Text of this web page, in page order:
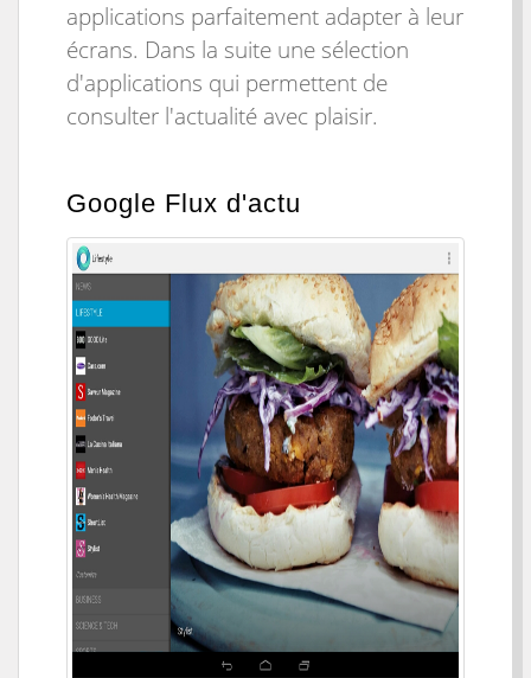
applications parfaitement adapter à leur
écrans. Dans la suite une sélection
d'applications qui permettent de
consulter l'actualité avec plaisir.
Google Flux d'actu